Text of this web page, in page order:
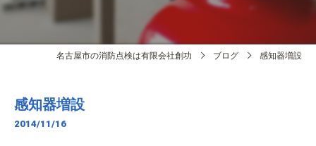
名古屋市の消防点検は有限会社創功 ブログ 感知器増設
感知器増設
2014/11/16